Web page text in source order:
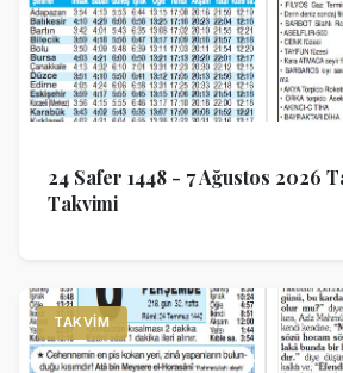
24 Safer 1448 - 7 Ağustos 2026
Takvimi
TAKVIM